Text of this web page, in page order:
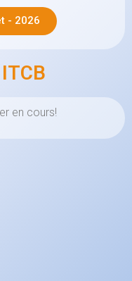
- 2026
en cours!